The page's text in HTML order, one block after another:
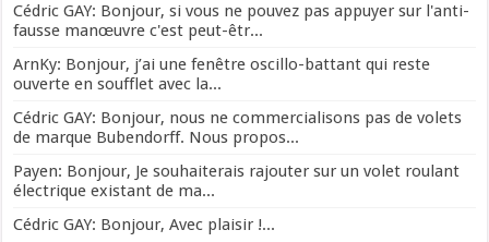
Cédric GAY: Bonjour, si vous ne pouvez pas appuyer sur l'anti-
fausse manœuvre c'est peut-êtr...
ArnKy: Bonjour, j’ai une fenêtre oscillo-battant qui reste
ouverte en soufflet avec la...
Cédric GAY: Bonjour, nous ne commercialisons pas de volets
de marque Bubendorff. Nous propos...
Payen: Bonjour, Je souhaiterais rajouter sur un volet roulant
électrique existant de ma...
Cédric GAY: Bonjour, Avec plaisir !...